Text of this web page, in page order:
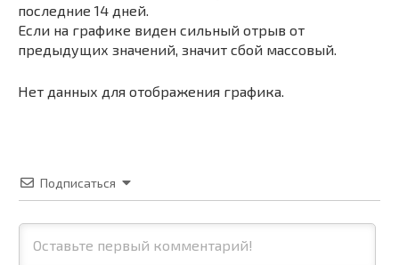
последние 14 дней.
Если на графике виден сильный отрыв от
предыдущих значений, значит сбой массовый.
Нет данных для отображения графика.
Подписаться